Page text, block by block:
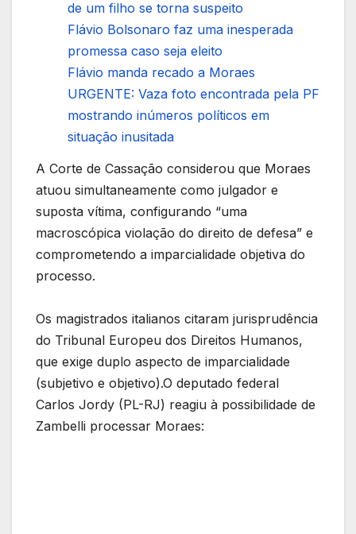
de um filho se torna suspeito
Flávio Bolsonaro faz uma inesperada
promessa caso seja eleito
Flávio manda recado a Moraes
URGENTE: Vaza foto encontrada pela PF
mostrando inúmeros políticos em
situação inusitada
A Corte de Cassação considerou que Moraes
atuou simultaneamente como julgador e
suposta vítima, configurando “uma
macroscópica violação do direito de defesa” e
comprometendo a imparcialidade objetiva do
processo.
Os magistrados italianos citaram jurisprudência
do Tribunal Europeu dos Direitos Humanos,
que exige duplo aspecto de imparcialidade
(subjetivo e objetivo).O deputado federal
Carlos Jordy (PL-RJ) reagiu à possibilidade de
Zambelli processar Moraes: